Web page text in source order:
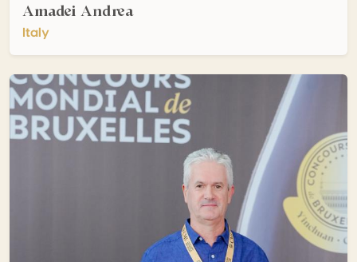
Amadei Andrea
Italy